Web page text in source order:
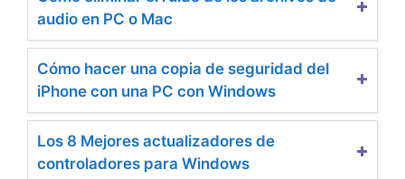
audio en PC o Mac
Cómo hacer una copia de seguridad del
iPhone con una PC con Windows
Los 8 Mejores actualizadores de
controladores para Windows